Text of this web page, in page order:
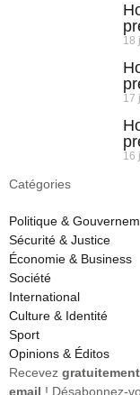
18
17
16
Catégories
Politique &
Sécurité & Justice
Économie & Business
Société
International
Culture & Identité
Sport
Opinions & Éditos
Recevez
email ! Désabonnez-